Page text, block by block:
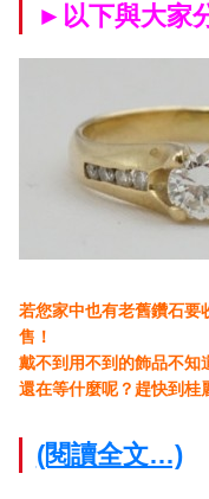
► 以下與大家
若您家中也有老舊鑽石要
售！
戴不到用不到的飾品不知
還在等什麼呢？趕快到桂
(閱讀全文…)